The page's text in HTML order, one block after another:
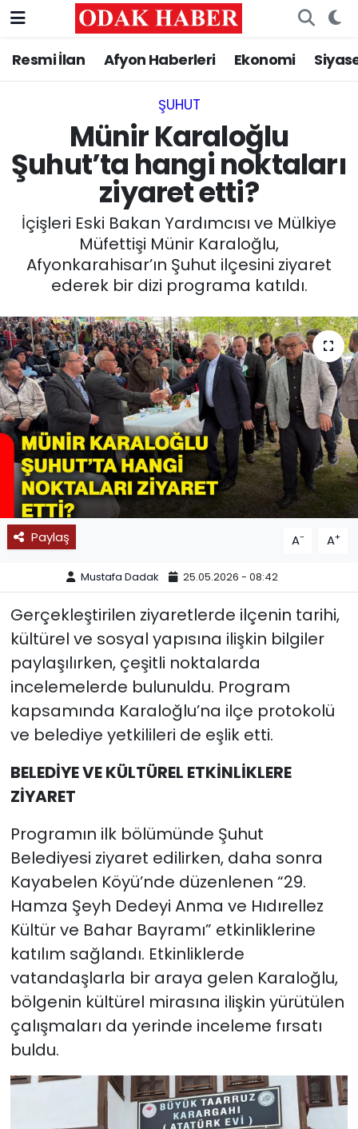
Resmi İlan Afyon Haberleri Ekonomi
ŞUHUT
Münir Karaloğlu
Şuhut’ta hangi noktaları
ziyaret etti?
İçişleri Eski Bakan Yardımcısı ve Mülkiye
Müfettişi Münir Karaloğlu,
Afyonkarahisar’ın Şuhut ilçesini ziyaret
ederek bir dizi programa katıldı.
Paylaş A- A+
Mustafa Dadak 25.05.2026 - 08:42
Gerçekleştirilen ziyaretlerde ilçenin tarihi,
kültürel ve sosyal yapısına ilişkin bilgiler
paylaşılırken, çeşitli noktalarda
incelemelerde bulunuldu. Program
kapsamında Karaloğlu’na ilçe protokolü
ve belediye yetkilileri de eşlik etti.
BELEDİYE VE KÜLTÜREL ETKİNLİKLERE
ZİYARET
Programın ilk bölümünde Şuhut
Belediyesi ziyaret edilirken, daha sonra
Kayabelen Köyü’nde düzenlenen “29.
Hamza Şeyh Dedeyi Anma ve Hıdırellez
Kültür ve Bahar Bayramı” etkinliklerine
katılım sağlandı. Etkinliklerde
vatandaşlarla bir araya gelen Karaloğlu,
bölgenin kültürel mirasına ilişkin yürütülen
çalışmaları da yerinde inceleme fırsatı
buldu.
AFYONKARAHİSAR HABERLERİ
ASAYİŞ
GÜNCEL
SİYASET
EĞİTİM
SAĞLIK
SPOR
11:11 MANŞET
Nöbetçi Eczaneler
Trafik Durumu
Süper Lig Puan Durumu ve Fikstür
Tüm Manşetler
Son Dakika Haberleri